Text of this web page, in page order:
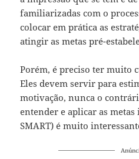
familiarizadas com o
colocar em prática as
atingir as metas pré-
Porém, é preciso ter muito
Eles devem servir para
motivação, nunca o
entender e aplicar as
SMART) é muito